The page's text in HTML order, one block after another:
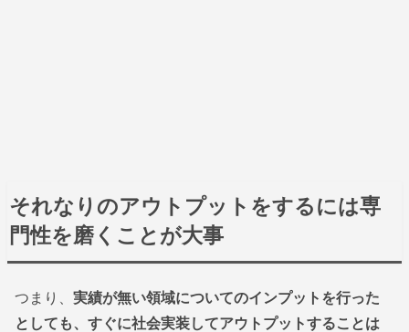
それなりのアウトプットをするには専
門性を磨くことが大事
つまり、実績が無い領域についてのインプットを行った
としても、すぐに社会実装してアウトプットすることは